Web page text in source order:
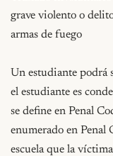
grave violento o
armas de fuego
Un estudiante podrá
el estudiante es
se define en Penal
enumerado en Penal
escuela que la